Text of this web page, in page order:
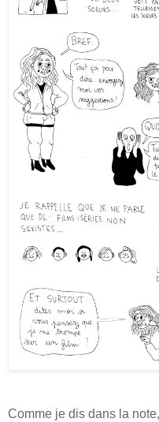
Comme je dis dans la